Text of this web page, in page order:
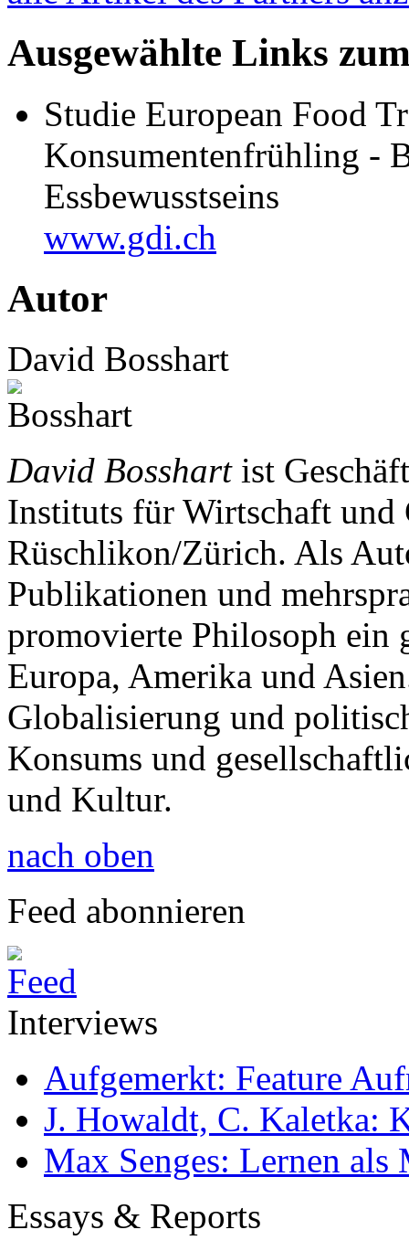
Ausgewählte Links
Studie European Food
Konsumentenfrühling -
Essbewusstseins
www.gdi.ch
Autor
David Bosshart
David Bosshartist
Instituts für Wirtschaft und
Rüschlikon/Zürich. Als
Publikationen und
promovierte Philosoph ein
Europa, Amerika und
Globalisierung und
Konsums und
und Kultur.
nach oben
Feed abonnieren
Interviews
Aufgemerkt: Feature
J. Howaldt, C. Kaletka:
Max Senges: Lernen als
Essays & Reports